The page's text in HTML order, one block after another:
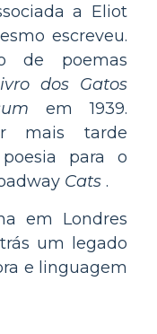
a Eliot
escreveu.
de poemas
dos Gatos
em 1939.
mais tarde
para o
Cats .
em Londres
um legado
e linguagem